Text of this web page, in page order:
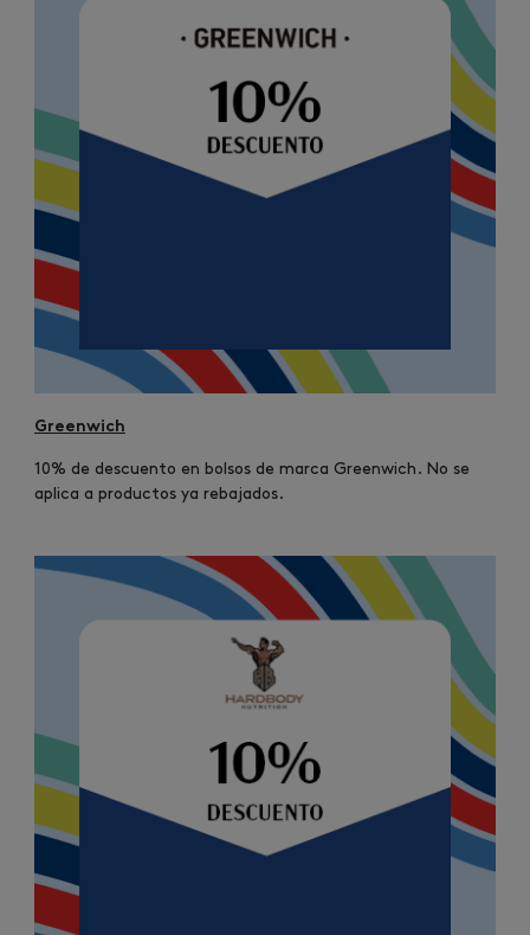
Greenwich
10% de descuento en bolsos de marca Greenwich. No se
aplica a productos ya rebajados.
Image